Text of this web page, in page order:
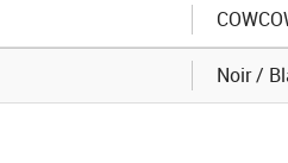
Noir /